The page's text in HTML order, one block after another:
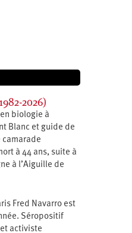
2026)
biologie à
Blanc et guide de
camarade
à 44 ans, suite à
à l’Aiguille de
Fred Navarro est
Séropositif
activiste